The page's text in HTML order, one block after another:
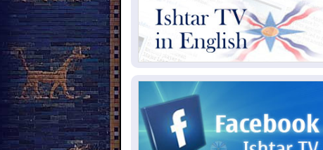
2026-08-05
لمدة عام.. بدء توريد 100
مليون قدم مكعب يومياً من غاز كورمور في
إقليم كوردستان إلى وزارة الكهرباء العراقية
ملامح أخطر التحديات التي تواجه العراق
2026-08-05
حرائق فرنسا.. توقيف 402